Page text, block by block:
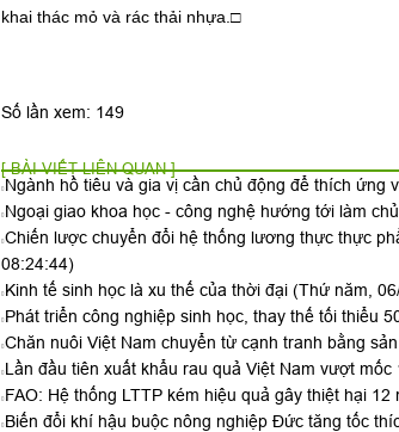
khai thác mỏ và rác thải nhựa.□
Số lần xem: 149
[ BÀI VIẾT LIÊN QUAN ]
Ngành hồ tiêu và gia vị cần chủ động để thích ứng
Ngoại giao khoa học - công nghệ hướng tới làm
Chiến lược chuyển đổi hệ thống lương thực thực
08:24:44)
Kinh tế sinh học là xu thế của thời đại (Thứ năm,
Phát triển công nghiệp sinh học, thay thế tối thiểu
Chăn nuôi Việt Nam chuyển từ cạnh tranh bằng
Lần đầu tiên xuất khẩu rau quả Việt Nam vượt mốc
FAO: Hệ thống LTTP kém hiệu quả gây thiệt hại 12
Biến đổi khí hậu buộc nông nghiệp Đức tăng tốc